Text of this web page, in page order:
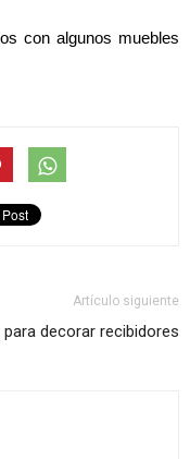
con algunos muebles
Artículo siguiente
para decorar recibidores